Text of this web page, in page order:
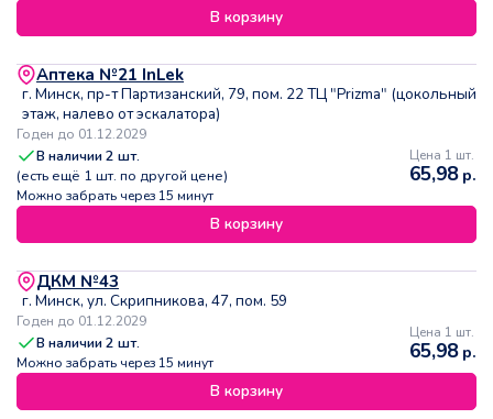
В корзину
Аптека №21 InLek
г. Минск, пр-т Партизанский, 79, пом. 22 ТЦ "Prizma" (цокольный
этаж, налево от эскалатора)
Годен до 01.12.2029
В наличии2 шт.
(есть ещё 1 шт. по другой цене)
Можно забрать через 15 минут
Цена 1 шт.
65,98р.
В корзину
ДКМ №43
г. Минск, ул. Скрипникова, 47, пом. 59
Годен до 01.12.2029
В наличии2 шт.
Можно забрать через 15 минут
Цена 1 шт.
65,98р.
В корзину